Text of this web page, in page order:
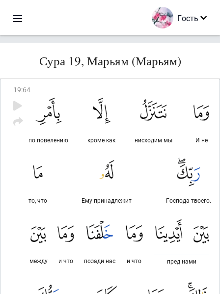
Гость
Сура 19, Марьям (Марьям)
19:64
И не
нисходим мы
кроме как
по повелению
Господа твоего.
Ему принадлежит
то, что
пред нами
и что
позади нас
и что
между